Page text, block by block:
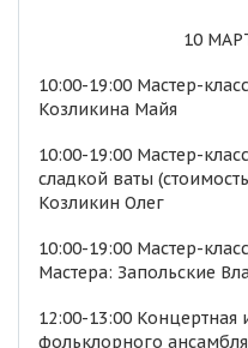
10
10:00-19:00 Мастер-
Козликина Майя
10:00-19:00 Мастер-
сладкой ваты
Козликин Олег
10:00-19:00 Мастер-
Мастера: Запольские
12:00-13:00 Концертная
фольклорного